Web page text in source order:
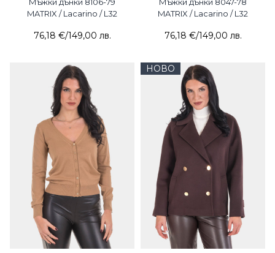
MATRIX / Lacarino / L32
76,18 €/149,00 лв.
MATRIX / Lacarino / L32
76,18 €/149,00 лв.
НОВО